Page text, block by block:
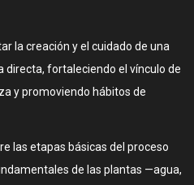
la creación y el cuidado de una
directa, fortaleciendo el vínculo de
y promoviendo hábitos de
las etapas básicas del proceso
de las plantas —agua,